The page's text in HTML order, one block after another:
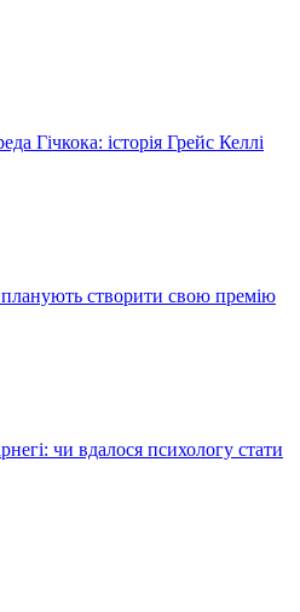
Гічкока: історія Грейс Келлі
створити свою премію
чи вдалося психологу стати